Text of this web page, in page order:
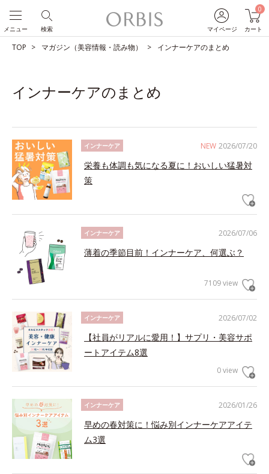
マイページ
0
カート
検索
メニュー
TOP マガジン（美容情報・読み物） インナーケアのまとめ
インナーケアのまとめ
NEW 2026/07/20
インナーケア
栄養も体調も気になる夏に！おいしい猛暑対
策
2026/07/06
インナーケア
薄着の季節目前！インナーケア、何選ぶ？
7109 view
2026/07/02
インナーケア
【社員がリアルに愛用！】サプリ・美容サポ
ートアイテム8選
0 view
2026/01/26
インナーケア
早めの春対策に！悩み別インナーケアアイテ
ム3選